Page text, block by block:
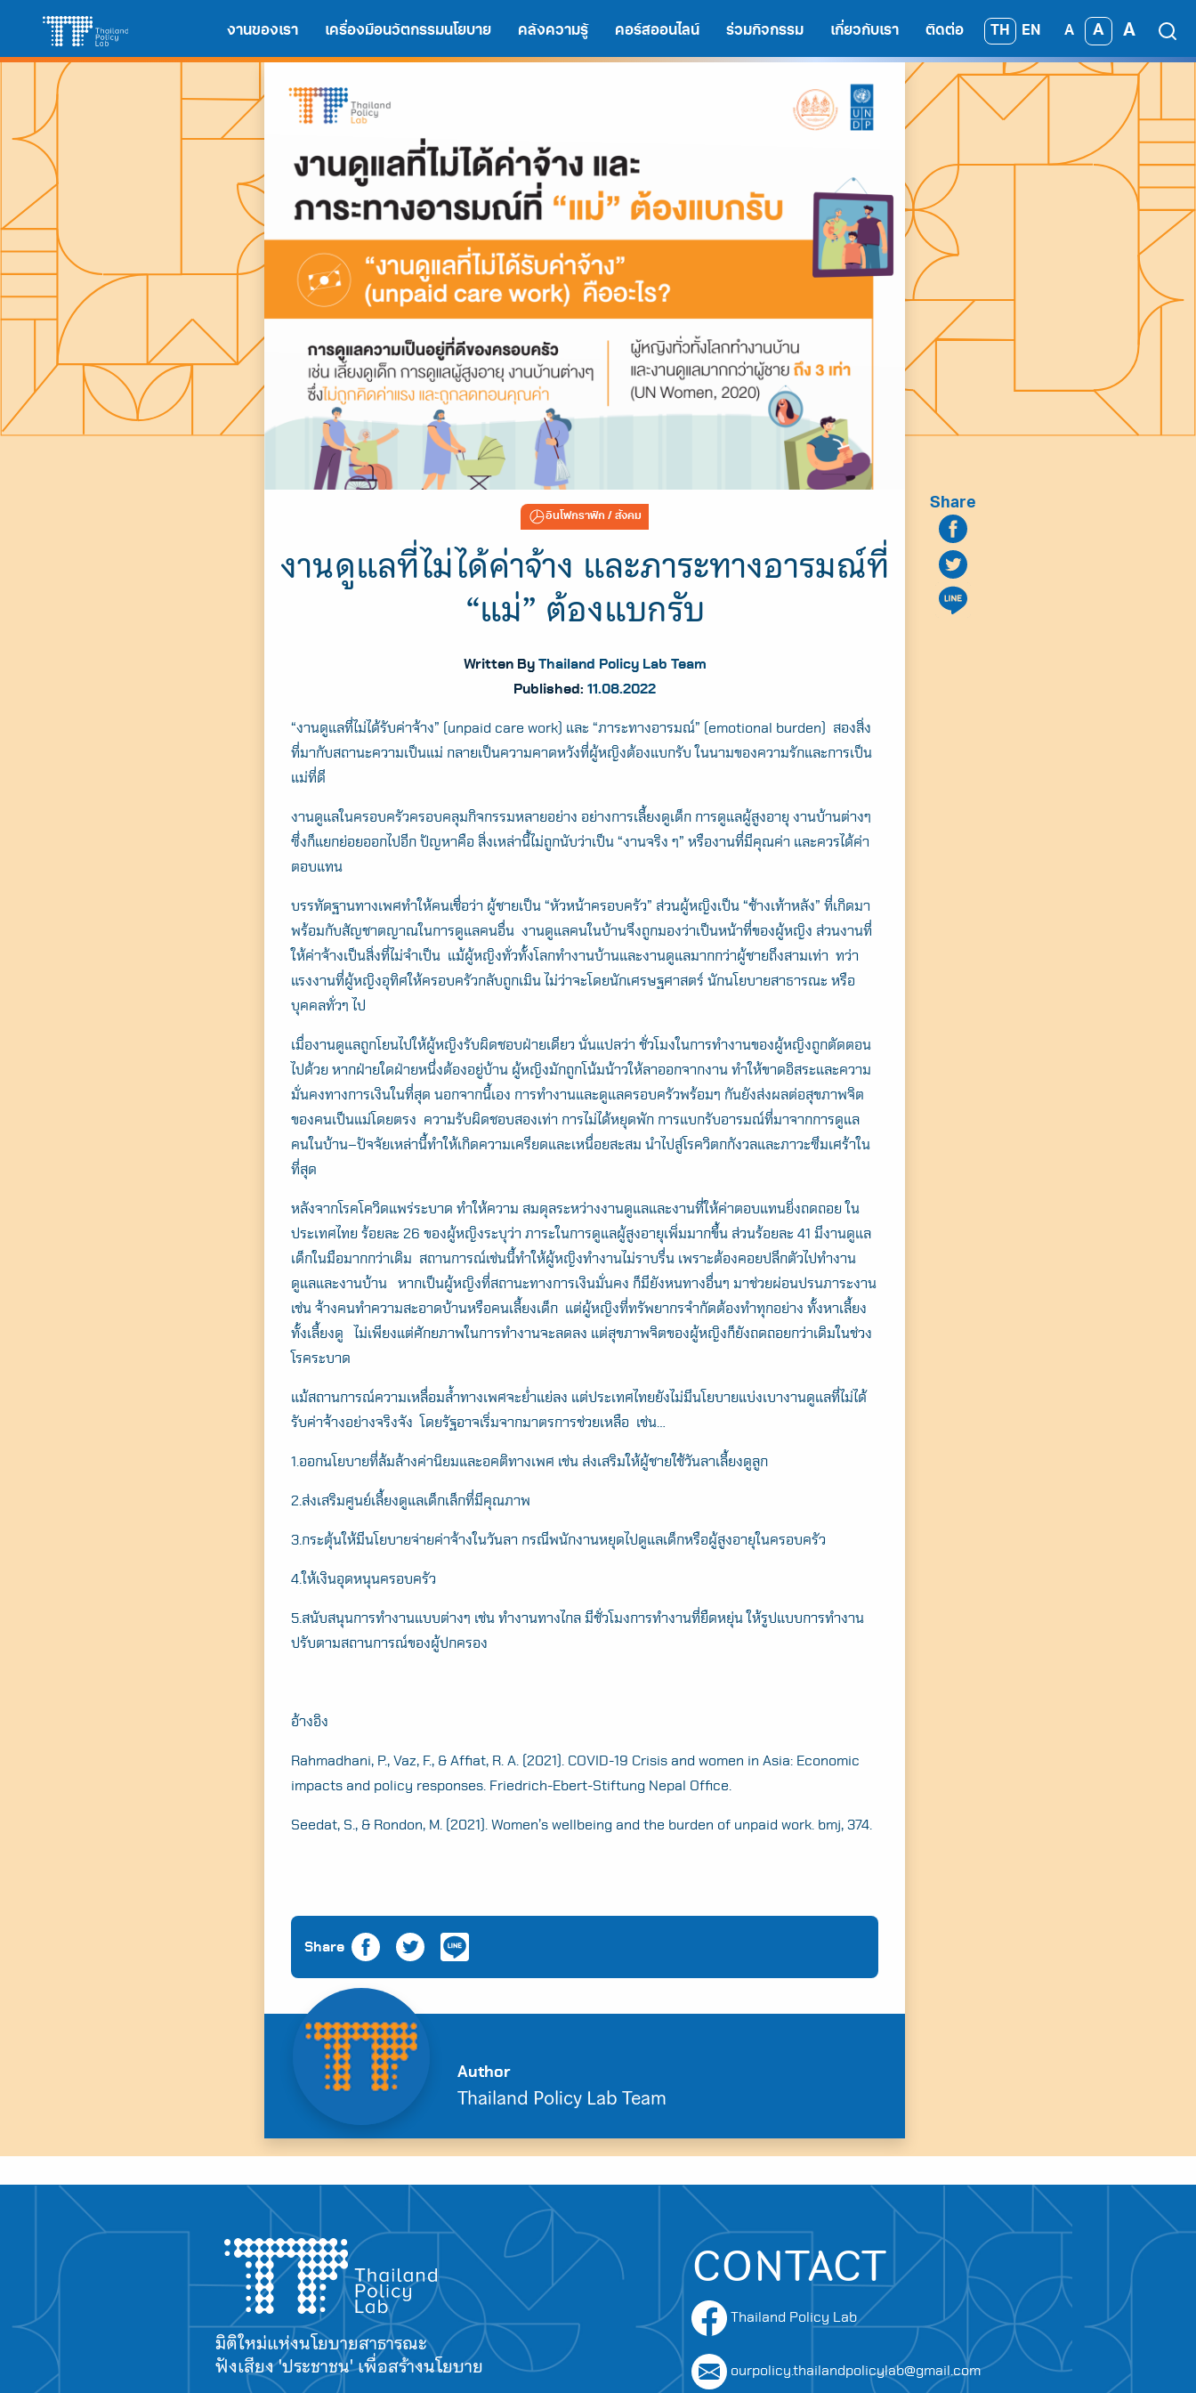
content
งานของเรา เครื่องมือนวัตกรรมนโยบาย คลังความรู้ คอร์สออนไลน์ ร่วมกิจกรรม เกี่ยวกับเรา ติดต่อ TH EN A A A
Search
for:
อินโฟกราฟิก / สังคม
งานดูแลที่ไม่ได้ค่าจ้าง และภาระทางอารมณ์ที่
“แม่” ต้องแบกรับ
Written By Thailand Policy Lab Team
Published: 11.08.2022
Share
“งานดูแลที่ไม่ได้รับค่าจ้าง” (unpaid care work) และ “ภาระทางอารมณ์” (emotional burden) สองสิ่ง
ที่มากับสถานะความเป็นแม่ กลายเป็นความคาดหวังที่ผู้หญิงต้องแบกรับ ในนามของความรักและการเป็น
แม่ที่ดี
งานดูแลในครอบครัวครอบคลุมกิจกรรมหลายอย่าง อย่างการเลี้ยงดูเด็ก การดูแลผู้สูงอายุ งานบ้านต่างๆ
ซึ่งก็แยกย่อยออกไปอีก ปัญหาคือ สิ่งเหล่านี้ไม่ถูกนับว่าเป็น “งานจริง ๆ” หรืองานที่มีคุณค่า และควรได้ค่า
ตอบแทน
บรรทัดฐานทางเพศทำให้คนเชื่อว่า ผู้ชายเป็น “หัวหน้าครอบครัว” ส่วนผู้หญิงเป็น “ช้างเท้าหลัง” ที่เกิดมา
พร้อมกับสัญชาตญาณในการดูแลคนอื่น งานดูแลคนในบ้านจึงถูกมองว่าเป็นหน้าที่ของผู้หญิง ส่วนงานที่
ให้ค่าจ้างเป็นสิ่งที่ไม่จำเป็น แม้ผู้หญิงทั่วทั้งโลกทำงานบ้านและงานดูแลมากกว่าผู้ชายถึงสามเท่า ทว่า
แรงงานที่ผู้หญิงอุทิศให้ครอบครัวกลับถูกเมิน ไม่ว่าจะโดยนักเศรษฐศาสตร์ นักนโยบายสาธารณะ หรือ
บุคคลทั่วๆ ไป
เมื่องานดูแลถูกโยนไปให้ผู้หญิงรับผิดชอบฝ่ายเดียว นั่นแปลว่า ชั่วโมงในการทำงานของผู้หญิงถูกตัดตอน
ไปด้วย หากฝ่ายใดฝ่ายหนึ่งต้องอยู่บ้าน ผู้หญิงมักถูกโน้มน้าวให้ลาออกจากงาน ทำให้ขาดอิสระและความ
มั่นคงทางการเงินในที่สุด นอกจากนี้เอง การทำงานและดูแลครอบครัวพร้อมๆ กันยังส่งผลต่อสุขภาพจิต
ของคนเป็นแม่โดยตรง ความรับผิดชอบสองเท่า การไม่ได้หยุดพัก การแบกรับอารมณ์ที่มาจากการดูแล
คนในบ้าน–ปัจจัยเหล่านี้ทำให้เกิดความเครียดและเหนื่อยสะสม นำไปสู่โรควิตกกังวลและภาวะซึมเศร้าใน
ที่สุด
หลังจากโรคโควิดแพร่ระบาด ทำให้ความ สมดุลระหว่างงานดูแลและงานที่ให้ค่าตอบแทนยิ่งถดถอย ใน
ประเทศไทย ร้อยละ 26 ของผู้หญิงระบุว่า ภาระในการดูแลผู้สูงอายุเพิ่มมากขึ้น ส่วนร้อยละ 41 มีงานดูแล
เด็กในมือมากกว่าเดิม สถานการณ์เช่นนี้ทำให้ผู้หญิงทำงานไม่ราบรื่น เพราะต้องคอยปลีกตัวไปทำงาน
ดูแลและงานบ้าน หากเป็นผู้หญิงที่สถานะทางการเงินมั่นคง ก็มียังหนทางอื่นๆ มาช่วยผ่อนปรนภาระงาน
เช่น จ้างคนทำความสะอาดบ้านหรือคนเลี้ยงเด็ก แต่ผู้หญิงที่ทรัพยากรจำกัดต้องทำทุกอย่าง ทั้งหาเลี้ยง
ทั้งเลี้ยงดู ไม่เพียงแต่ศักยภาพในการทำงานจะลดลง แต่สุขภาพจิตของผู้หญิงก็ยังถดถอยกว่าเดิมในช่วง
โรคระบาด
แม้สถานการณ์ความเหลื่อมล้ำทางเพศจะย่ำแย่ลง แต่ประเทศไทยยังไม่มีนโยบายแบ่งเบางานดูแลที่ไม่ได้
รับค่าจ้างอย่างจริงจัง โดยรัฐอาจเริ่มจากมาตรการช่วยเหลือ เช่น…
1.ออกนโยบายที่ล้มล้างค่านิยมและอคติทางเพศ เช่น ส่งเสริมให้ผู้ชายใช้วันลาเลี้ยงดูลูก
2.ส่งเสริมศูนย์เลี้ยงดูแลเด็กเล็กที่มีคุณภาพ
3.กระตุ้นให้มีนโยบายจ่ายค่าจ้างในวันลา กรณีพนักงานหยุดไปดูแลเด็กหรือผู้สูงอายุในครอบครัว
4.ให้เงินอุดหนุนครอบครัว
5.สนับสนุนการทำงานแบบต่างๆ เช่น ทำงานทางไกล มีชั่วโมงการทำงานที่ยืดหยุ่น ให้รูปแบบการทำงาน
ปรับตามสถานการณ์ของผู้ปกครอง
อ้างอิง
Rahmadhani, P., Vaz, F., & Affiat, R. A. (2021). COVID-19 Crisis and women in Asia: Economic
impacts and policy responses. Friedrich-Ebert-Stiftung Nepal Office.
Seedat, S., & Rondon, M. (2021). Women’s wellbeing and the burden of unpaid work. bmj, 374.
Share
Author
Thailand Policy Lab Team
มิติใหม่แห่งนโยบายสาธารณะ
ฟังเสียง 'ประชาชน' เพื่อสร้างนโยบาย
CONTACT
Thailand Policy Lab
ourpolicy.thailandpolicylab@gmail.com